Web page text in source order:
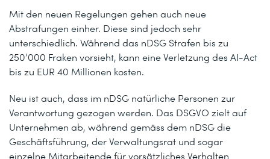
Mit den neuen Regelungen gehen auch neue
Abstrafungen einher. Diese sind jedoch sehr
unterschiedlich. Während das nDSG Strafen bis zu
250’000 Fraken vorsieht, kann eine Verletzung des AI-Act
bis zu EUR 40 Millionen kosten.
Neu ist auch, dass im nDSG natürliche Personen zur
Verantwortung gezogen werden. Das DSGVO zielt auf
Unternehmen ab, während gemäss dem nDSG die
Geschäftsführung, der Verwaltungsrat und sogar
einzelne Mitarbeitende für vorsätzliches Verhalten